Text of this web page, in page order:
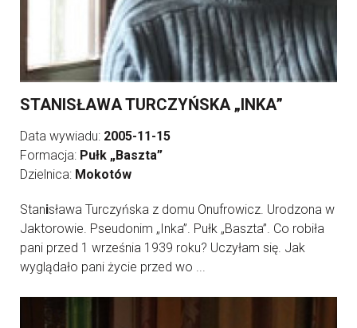
STANISŁAWA TURCZYŃSKA „INKA”
Data wywiadu: 2005-11-15
Formacja: Pułk „Baszta”
Dzielnica: Mokotów
Stanisława Turczyńska z domu Onufrowicz. Urodzona w
Jaktorowie. Pseudonim „Inka”. Pułk „Baszta”. Co robiła
pani przed 1 września 1939 roku? Uczyłam się. Jak
wyglądało pani życie przed wo ...